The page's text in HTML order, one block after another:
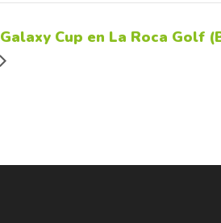
Galaxy Cup en La Roca Golf